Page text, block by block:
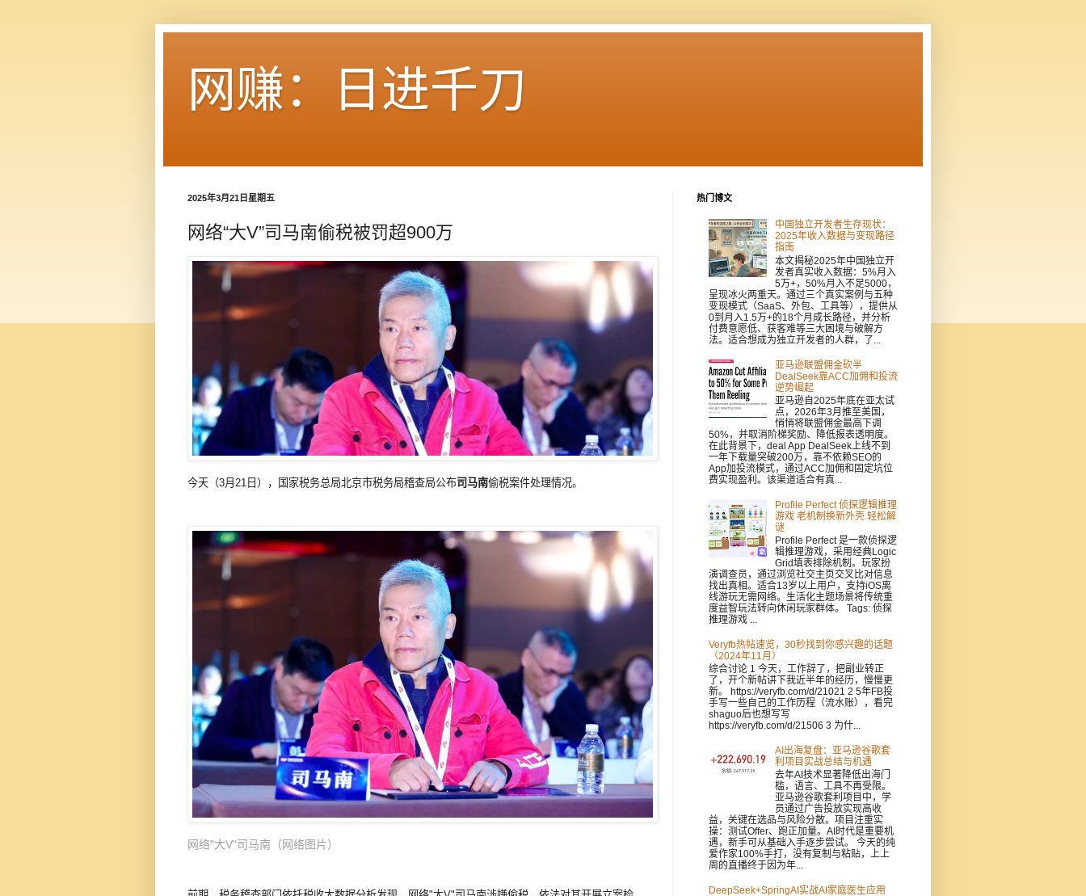
网赚：日进千刀
2025年3月21日星期五
网络“大V”司马南偷税被罚超900万
今天（3月21日），国家税务总局北京市税务局稽查局公布司马南偷税案件处理情况。
网络"大V"司马南（网络图片）
热门博文
中国独立开发者生存现状：
2025年收入数据与变现路径
指南
本文揭秘2025年中国独立开
发者真实收入数据：5%月入
5万+，50%月入不足5000，
呈现冰火两重天。通过三个真实案例与五种
变现模式（SaaS、外包、工具等），提供从
0到月入1.5万+的18个月成长路径，并分析
付费意愿低、获客难等三大困境与破解方
法。适合想成为独立开发者的人群，了...
亚马逊联盟佣金砍半
DealSeek靠ACC加佣和投流
逆势崛起
亚马逊自2025年底在亚太试
点，2026年3月推至美国，
悄悄将联盟佣金最高下调
50%，并取消阶梯奖励、降低报表透明度。
在此背景下，deal App DealSeek上线不到
一年下载量突破200万，靠不依赖SEO的
App加投流模式，通过ACC加佣和固定坑位
费实现盈利。该渠道适合有真...
Profile Perfect 侦探逻辑推理
游戏 老机制换新外壳 轻松解
谜
Profile Perfect 是一款侦探逻
辑推理游戏，采用经典Logic
Grid填表排除机制。玩家扮
演调查员，通过浏览社交主页交叉比对信息
找出真相。适合13岁以上用户，支持iOS离
线游玩无需网络。生活化主题场景将传统重
度益智玩法转向休闲玩家群体。 Tags: 侦探
推理游戏 ...
Veryfb热帖速览，30秒找到你感兴趣的话题
（2024年11月）
综合讨论 1 今天，工作辞了，把副业转正
了，开个新帖讲下我近半年的经历，慢慢更
新。 https://veryfb.com/d/21021 2 5年FB投
手写一些自己的工作历程（流水账），看完
shaguo后也想写写
https://veryfb.com/d/21506 3 为什...
AI出海复盘：亚马逊谷歌套
利项目实战总结与机遇
去年AI技术显著降低出海门
槛，语言、工具不再受限。
亚马逊谷歌套利项目中，学
员通过广告投放实现高收
益，关键在选品与风险分散。项目注重实
操：测试Offer、跑正加量。AI时代是重要机
遇，新手可从基础入手逐步尝试。 今天的纯
爱作家100%手打，没有复制与粘贴，上上
周的直播终于因为年...
DeepSeek+SpringAI实战AI家庭医生应用